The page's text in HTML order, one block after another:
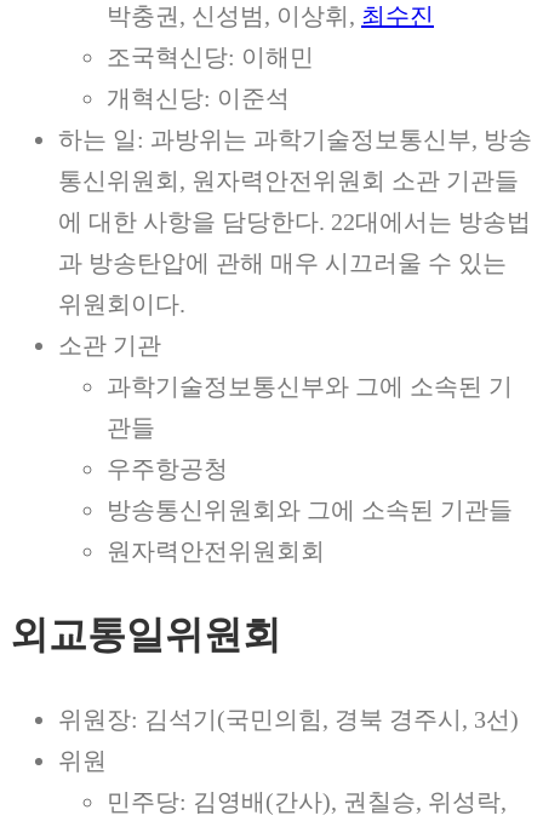
박충권, 신성범, 이상휘, 최수진
조국혁신당: 이해민
개혁신당: 이준석
하는 일: 과방위는 과학기술정보통신부, 방송
통신위원회, 원자력안전위원회 소관 기관들
에 대한 사항을 담당한다. 22대에서는 방송법
과 방송탄압에 관해 매우 시끄러울 수 있는
위원회이다.
소관 기관
과학기술정보통신부와 그에 소속된 기
관들
우주항공청
방송통신위원회와 그에 소속된 기관들
원자력안전위원회회
외교통일위원회
위원장: 김석기(국민의힘, 경북 경주시, 3선)
위원
민주당: 김영배(간사), 권칠승, 위성락,